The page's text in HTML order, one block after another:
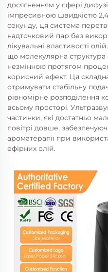
досягненням у сфері
імпресивною швидкістю
секунду, ця система
надточковий пар без
лікувальні властивості
що молекулярна структура
незмінною протягом
корисний ефект. Ця
отримувати стабільну
рівномірне розподілення
всьому просторі.
частинки, які достатньо
повітрі довше,
ароматерапії при
ефірних олій.